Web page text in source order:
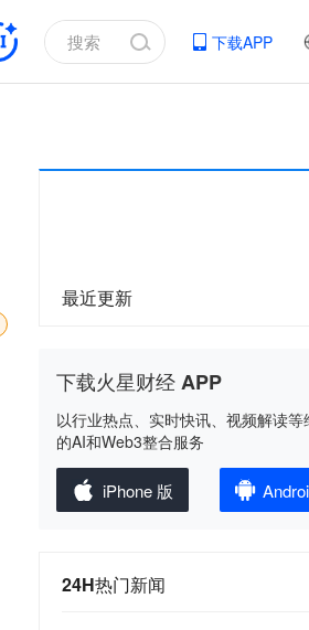
下载APP
最近更新
下载火星财经 APP
以行业热点、实时快讯、视频解读
的AI和Web3整合服务
iPhone 版
24H热门新闻